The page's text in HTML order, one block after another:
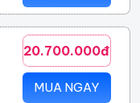
20.700.000đ
MUA NGAY